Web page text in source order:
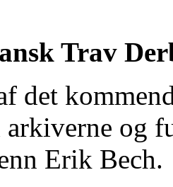
Trav
det
og
Erik Bech.